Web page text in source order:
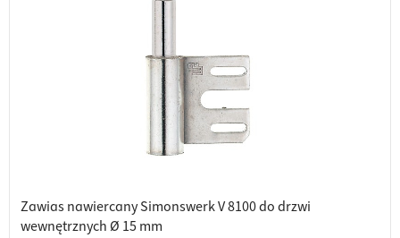
Zawias nawiercany Simonswerk V 8100 do drzwi
wewnętrznych Ø 15 mm